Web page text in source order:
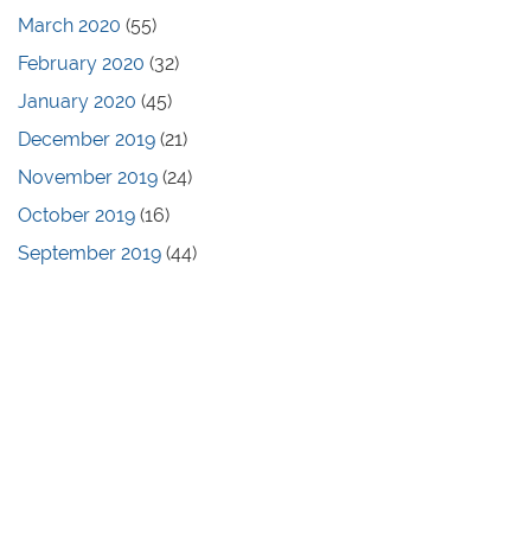
March 2020 (55)
February 2020 (32)
January 2020 (45)
December 2019 (21)
November 2019 (24)
October 2019 (16)
September 2019 (44)